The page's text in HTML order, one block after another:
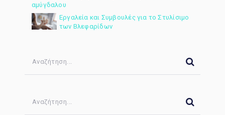
αμύγδαλου
Εργαλεία και Συμβουλές για το Στυλίσιμο
των Βλεφαρίδων